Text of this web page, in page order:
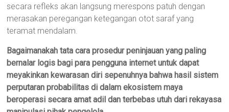
secara refleks akan langsung merespons patuh dengan
merasakan peregangan ketegangan otot saraf yang
teramat mendalam.
Bagaimanakah tata cara prosedur peninjauan yang paling
bernalar logis bagi para pengguna internet untuk dapat
meyakinkan kewarasan diri sepenuhnya bahwa hasil sistem
perputaran probabilitas di dalam ekosistem maya
beroperasi secara amat adil dan terbebas utuh dari rekayasa